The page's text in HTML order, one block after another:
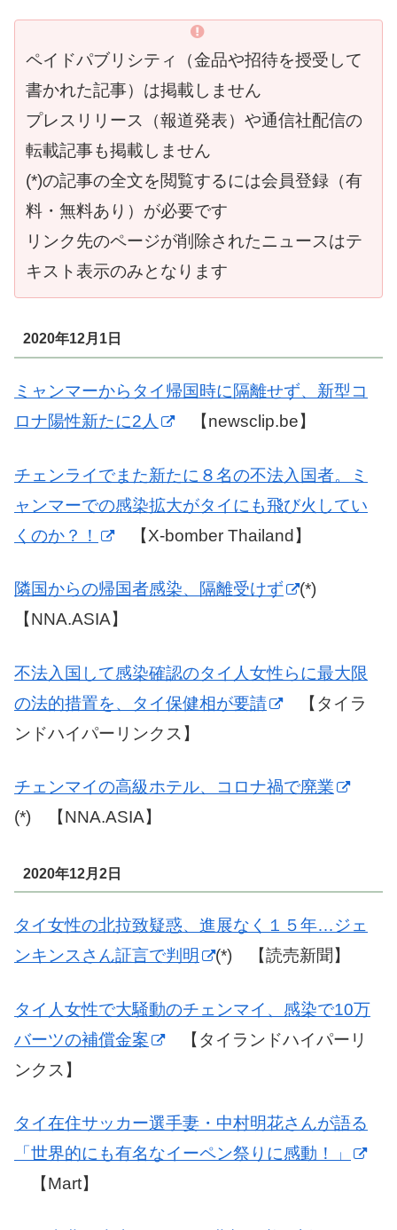
ペイドパブリシティ（金品や招待を授受して
書かれた記事）は掲載しません
プレスリリース（報道発表）や通信社配信の
転載記事も掲載しません
(*)の記事の全文を閲覧するには会員登録（有
料・無料あり）が必要です
リンク先のページが削除されたニュースはテ
キスト表示のみとなります
2020年12月1日
ミャンマーからタイ帰国時に隔離せず、新型コ
ロナ陽性新たに2人
【newsclip.be】
チェンライでまた新たに８名の不法入国者。ミ
ャンマーでの感染拡大がタイにも飛び火してい
くのか？！
【X-bomber Thailand】
隣国からの帰国者感染、隔離受けず
(*)
【NNA.ASIA】
不法入国して感染確認のタイ人女性らに最大限
の法的措置を、タイ保健相が要請
【タイラ
ンドハイパーリンクス】
チェンマイの高級ホテル、コロナ禍で廃業
(*) 【NNA.ASIA】
2020年12月2日
タイ女性の北拉致疑惑、進展なく１５年…ジェ
ンキンスさん証言で判明
(*) 【読売新聞】
タイ人女性で大騒動のチェンマイ、感染で10万
バーツの補償金案
【タイランドハイパーリ
ンクス】
タイ在住サッカー選手妻・中村明花さんが語る
「世界的にも有名なイーペン祭りに感動！」
【Mart】